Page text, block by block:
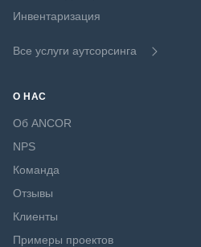
Инвентаризация
Все услуги аутсорсинга
О НАС
Об ANCOR
NPS
Команда
Отзывы
Клиенты
Примеры проектов